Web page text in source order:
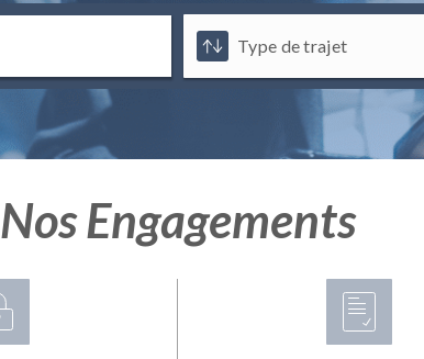
Nos Engagements